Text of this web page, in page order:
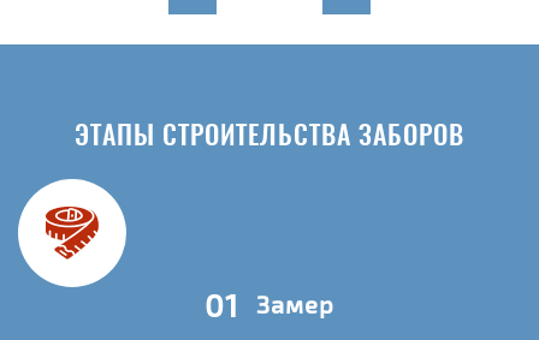
ЭТАПЫ СТРОИТЕЛЬСТВА ЗАБОРОВ
01 Замер